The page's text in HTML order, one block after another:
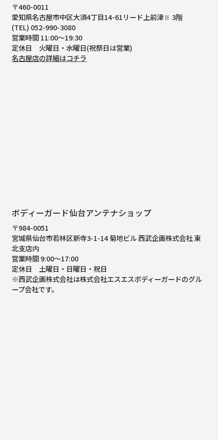
〒460-0011
愛知県名古屋市中区大須4丁目14-61リード上前津Ⅱ 3階
(TEL) 052-990-3080
営業時間 11:00～19:30
定休日 火曜日・水曜日(祝祭日は営業)
名古屋店の詳細はコチラ
ボディーガード仙台アンテナショップ
〒984-0051
宮城県仙台市若林区新寺3-1-14 菊地ビル 西武企画株式会社 東
北支店内
営業時間 9:00～17:00
定休日 土曜日・日曜日・祝日
※西武企画株式会社は株式会社エスエスボディーガードのグル
ープ会社です。